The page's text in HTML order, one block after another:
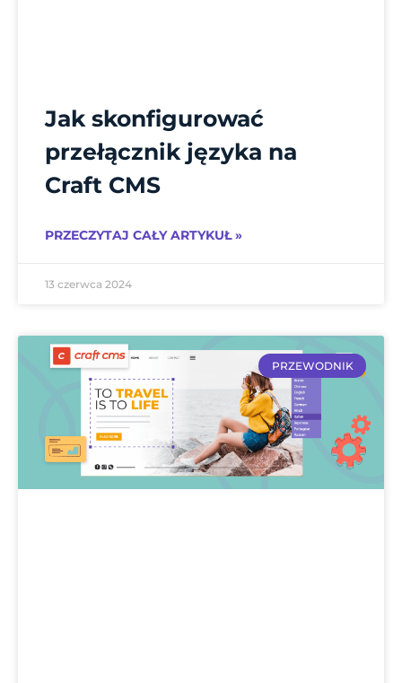
Jak skonfigurować
przełącznik języka na
Craft CMS
PRZECZYTAJ CAŁY ARTYKUŁ »
13 czerwca 2024
PRZEWODNIK